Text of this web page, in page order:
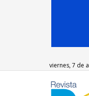
viernes, 7 de